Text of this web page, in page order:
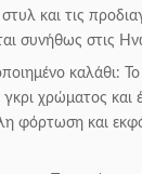
και τις
συνήθως στις
καλάθι:
γκρι χρώματος και
φόρτωση και